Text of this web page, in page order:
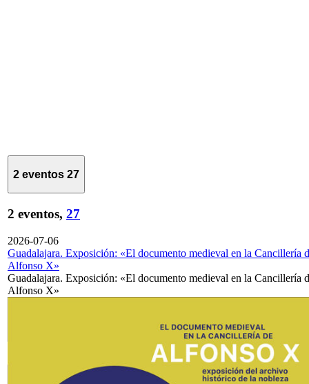
2 eventos 27
2 eventos, 27
2026-07-06
Guadalajara. Exposición: «El documento medieval en la Cancillería
Alfonso X»
Guadalajara. Exposición: «El documento medieval en la Cancillería
Alfonso X»